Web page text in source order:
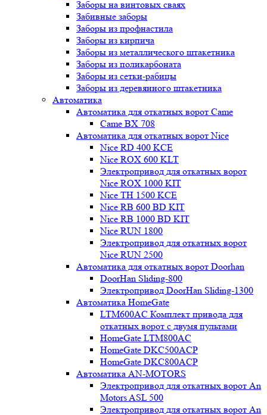
Заборы на винтовых сваях
Забивные заборы
Заборы из профнастила
Заборы из кирпича
Заборы из металлического штакетника
Заборы из поликарбоната
Заборы из сетки-рабицы
Заборы из деревянного штакетника
Автоматика
Автоматика для откатных ворот Came
Came BX 708
Автоматика для откатных ворот Nice
Nice RD 400 KCE
Nice ROX 600 KLT
Электропривод для откатных ворот
Nice ROX 1000 KIT
Nice TH 1500 KCE
Nice RB 600 BD KIT
Nice RB 1000 BD KIT
Nice RUN 1800
Электропривод для откатных ворот
Nice RUN 2500
Автоматика для откатных ворот Doorhan
DoorHan Sliding-800
Электропривод DoorHan Sliding-1300
Автоматика HomeGate
LTM600AC Комплект привода для
откатных ворот с двумя пультами
HomeGate LTM800AC
HomeGate DKC500ACP
HomeGate DKC800ACP
Автоматика AN-MOTORS
Электропривод для откатных ворот An
Motors ASL 500
Электропривод для откатных ворот An